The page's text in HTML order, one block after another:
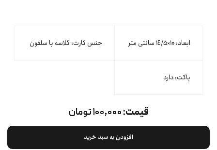
ابعاد: ۱۰×١٤/۵ سانتی متر جنس کارت: گلاسه با سلفون
پاکت: دارد
قیمت:۱۰۰,۰۰۰ تومان
افزودن به سبد خرید